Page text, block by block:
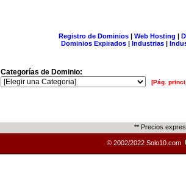
Registro de Dominios| Web Hosting |
Dominios Expirados | Industrias |
Categorías de Dominio:
[Pág.
** Precios
© 2002/2022 Solo10.com